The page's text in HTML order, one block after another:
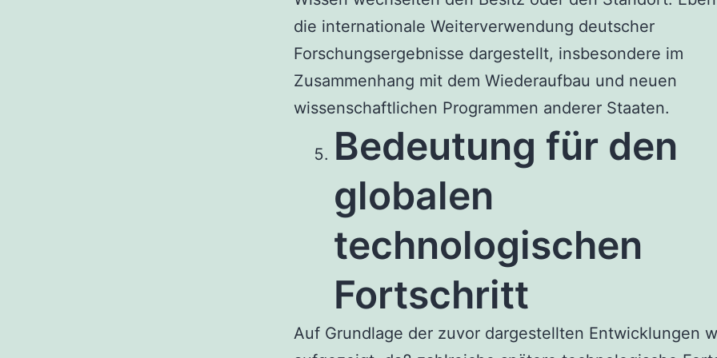
die internationale Weiterverwendung deutscher
Forschungsergebnisse dargestellt, insbesondere im
Zusammenhang mit dem Wiederaufbau und neuen
wissenschaftlichen Programmen anderer Staaten.
Bedeutung für den
globalen
technologischen
Fortschritt
Auf Grundlage der zuvor dargestellten Entwicklungen